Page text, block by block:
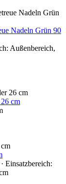
Nadeln Grün 90
Außenbereich,
cm
Einsatzbereich: